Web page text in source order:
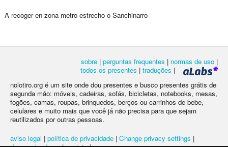
A recoger en zona metro estrecho o Sanchinarro
sobre | perguntas frequentes | normas de uso |
todos os presentes | traduções |
nolotiro.org é um site onde dou presentes e busco presentes grátis de
segunda mão: móveis, cadeiras, sofás, bicicletas, notebooks, mesas,
fogões, camas, roupas, brinquedos, berços ou carrinhos de bebe,
celulares e muito mais que você já não precisa para que sejam
reutilizados por outras pessoas.
aviso legal | política de privacidade | Change privacy settings |